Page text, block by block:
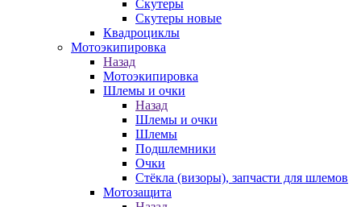
Скутеры
Скутеры новые
Квадроциклы
Мотоэкипировка
Назад
Мотоэкипировка
Шлемы и очки
Назад
Шлемы и очки
Шлемы
Подшлемники
Очки
Стёкла (визоры), запчасти для шлемов
Мотозащита